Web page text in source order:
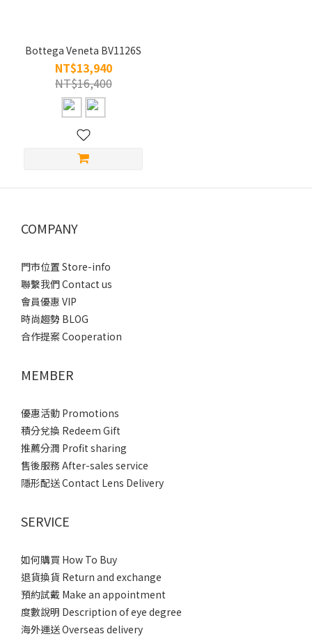
Bottega Veneta BV1126S
NT$13,940
NT$16,400
COMPANY
門市位置 Store-info
聯繫我們 Contact us
會員優惠 VIP
時尚趨勢 BLOG
合作提案 Cooperation
MEMBER
優惠活動 Promotions
積分兌換 Redeem Gift
推薦分潤 Profit sharing
售後服務 After-sales service
隱形配送 Contact Lens Delivery
SERVICE
如何購買 How To Buy
退貨換貨 Return and exchange
預約試戴 Make an appointment
度數說明 Description of eye degree
海外運送 Overseas delivery